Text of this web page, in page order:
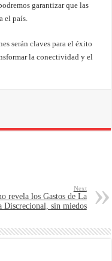
garantizar que las
el país.
serán claves para el éxito
la conectividad y el
Next
revela los Gastos de La
Discrecional, sin miedos